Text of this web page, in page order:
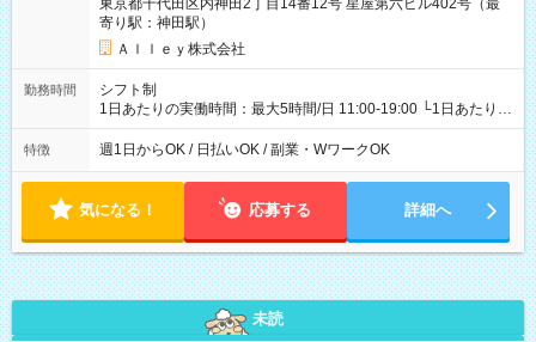
東京都千代田区内神田2丁目14番12号 星屋第六ビル402号（最
寄り駅：神田駅）
Ａｌｌｅｙ株式会社
勤務時間
シフト制
1日あたりの実働時間：最大5時間/日 11:00-19:00 └1日あたりの
実働時間：1-5時間 └上記の時間帯内であれば、いつでも勤務可
能！ └平日・土曜日の中で、お好きな曜日でご勤務いただけま
18:00 などのように、自由な働き方が可能なお仕事です！
特徴 週1日からOK / 日払いOK / 副業・WワークOK
気になる！ 応募する 詳細へ
未読